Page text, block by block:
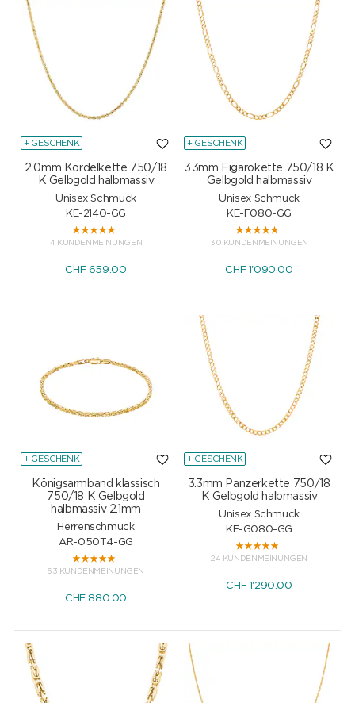
+ GESCHENK
2.0mm Kordelkette 750/18
K Gelbgold halbmassiv
Unisex Schmuck
KE-2140-GG
4 KUNDENMEINUNGEN
CHF659.00
+ GESCHENK
3.3mm Figarokette 750/18 K
Gelbgold halbmassiv
Unisex Schmuck
KE-F080-GG
30 KUNDENMEINUNGEN
CHF1'090.00
+ GESCHENK
Königsarmband klassisch
750/18 K Gelbgold
halbmassiv 2.1mm
Herrenschmuck
AR-050T4-GG
63 KUNDENMEINUNGEN
CHF880.00
+ GESCHENK
3.3mm Panzerkette 750/18
K Gelbgold halbmassiv
Unisex Schmuck
KE-G080-GG
24 KUNDENMEINUNGEN
CHF1'290.00